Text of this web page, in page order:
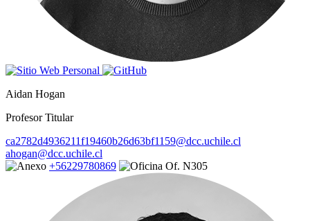
Aidan Hogan
Profesor Titular
ca2782d4936211f19460b26d63bf1159@dcc.uchile.cl
ahogan@dcc.uchile.cl
+56229780869
Of. N305